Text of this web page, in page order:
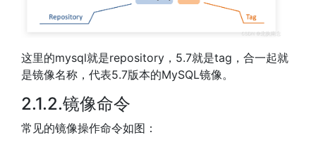
这里的mysql就是repository，5.7就是tag，合一起就
是镜像名称，代表5.7版本的MySQL镜像。
2.1.2.镜像命令
常见的镜像操作命令如图：